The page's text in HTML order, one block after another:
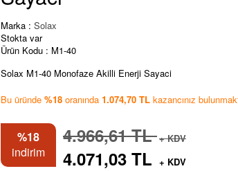
Marka : Solax
Stokta var
Ürün Kodu : M1-40
%18
indirim
4.966,61 TL+ KDV
4.071,03 TL + KDV
Bu üründe %18 oranında 1.074,70 TL kazancınız
Solax M1-40 Monofaze Akilli Enerji Sayaci